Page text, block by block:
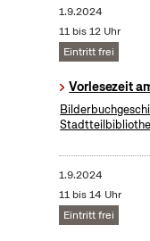
1.9.2024
11 bis 12 Uhr
Eintritt frei
Vorlesezeit
1.9.2024
11 bis 14 Uhr
Eintritt frei